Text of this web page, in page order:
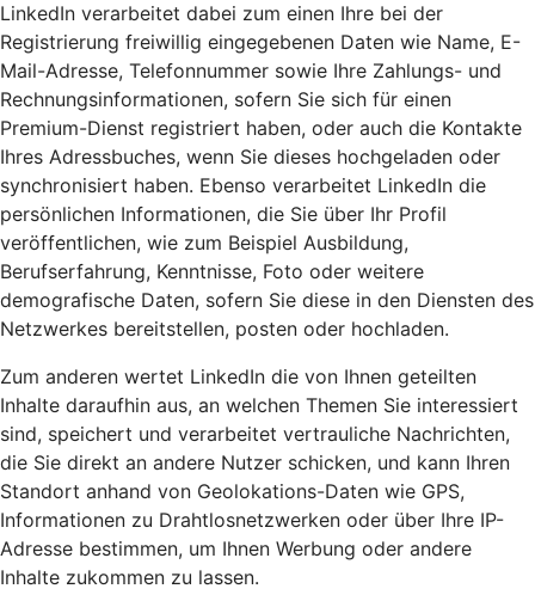
LinkedIn verarbeitet dabei zum einen Ihre bei der
Registrierung freiwillig eingegebenen Daten wie Name, E-
Mail-Adresse, Telefonnummer sowie Ihre Zahlungs- und
Rechnungsinformationen, sofern Sie sich für einen
Premium-Dienst registriert haben, oder auch die Kontakte
Ihres Adressbuches, wenn Sie dieses hochgeladen oder
synchronisiert haben. Ebenso verarbeitet LinkedIn die
persönlichen Informationen, die Sie über Ihr Profil
veröffentlichen, wie zum Beispiel Ausbildung,
Berufserfahrung, Kenntnisse, Foto oder weitere
demografische Daten, sofern Sie diese in den Diensten des
Netzwerkes bereitstellen, posten oder hochladen.
Zum anderen wertet LinkedIn die von Ihnen geteilten
Inhalte daraufhin aus, an welchen Themen Sie interessiert
sind, speichert und verarbeitet vertrauliche Nachrichten,
die Sie direkt an andere Nutzer schicken, und kann Ihren
Standort anhand von Geolokations-Daten wie GPS,
Informationen zu Drahtlosnetzwerken oder über Ihre IP-
Adresse bestimmen, um Ihnen Werbung oder andere
Inhalte zukommen zu lassen.